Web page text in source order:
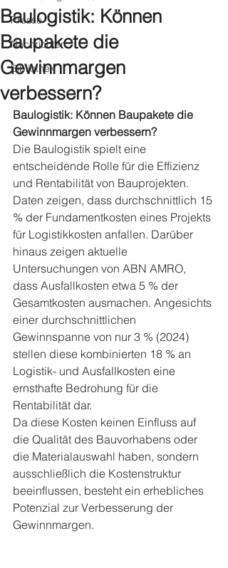
Presse
Nachrichten
Bibliothek
Baulogistik: Können
Baupakete die
Gewinnmargen
verbessern?
Baulogistik: Können Baupakete die
Gewinnmargen verbessern?
Die Baulogistik spielt eine
entscheidende Rolle für die Effizienz
und Rentabilität von Bauprojekten.
Daten zeigen, dass durchschnittlich 15
% der Fundamentkosten eines Projekts
für Logistikkosten anfallen. Darüber
hinaus zeigen aktuelle
Untersuchungen von ABN AMRO,
dass Ausfallkosten etwa 5 % der
Gesamtkosten ausmachen. Angesichts
einer durchschnittlichen
Gewinnspanne von nur 3 % (2024)
stellen diese kombinierten 18 % an
Logistik- und Ausfallkosten eine
ernsthafte Bedrohung für die
Rentabilität dar.
Da diese Kosten keinen Einfluss auf
die Qualität des Bauvorhabens oder
die Materialauswahl haben, sondern
ausschließlich die Kostenstruktur
beeinflussen, besteht ein erhebliches
Potenzial zur Verbesserung der
Gewinnmargen.